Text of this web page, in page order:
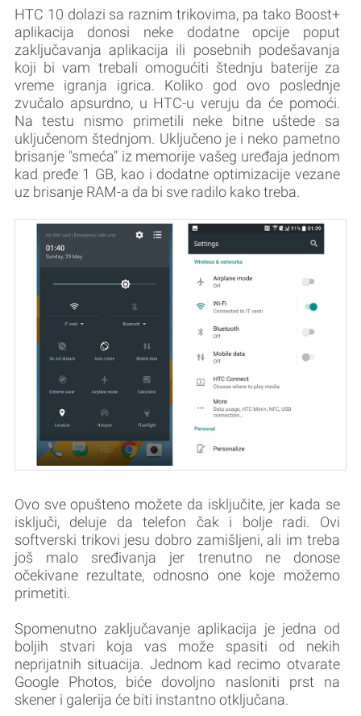
HTC 10 dolazi sa raznim trikovima, pa tako Boost+
aplikacija donosi neke dodatne opcije poput
zaključavanja aplikacija ili posebnih podešavanja
koji bi vam trebali omogućiti štednju baterije za
vreme igranja igrica. Koliko god ovo poslednje
zvučalo apsurdno, u HTC-u veruju da će pomoći.
Na testu nismo primetili neke bitne uštede sa
uključenom štednjom. Uključeno je i neko pametno
brisanje "smeća" iz memorije vašeg uređaja jednom
kad pređe 1 GB, kao i dodatne optimizacije vezane
uz brisanje RAM-a da bi sve radilo kako treba.
Ovo sve opušteno možete da isključite, jer kada se
isključi, deluje da telefon čak i bolje radi. Ovi
softverski trikovi jesu dobro zamišljeni, ali im treba
još malo sređivanja jer trenutno ne donose
očekivane rezultate, odnosno one koje možemo
primetiti.
Spomenutno zaključavanje aplikacija je jedna od
boljih stvari koja vas može spasiti od nekih
neprijatnih situacija. Jednom kad recimo otvarate
Google Photos, biće dovoljno nasloniti prst na
skener i galerija će biti instantno otključana.